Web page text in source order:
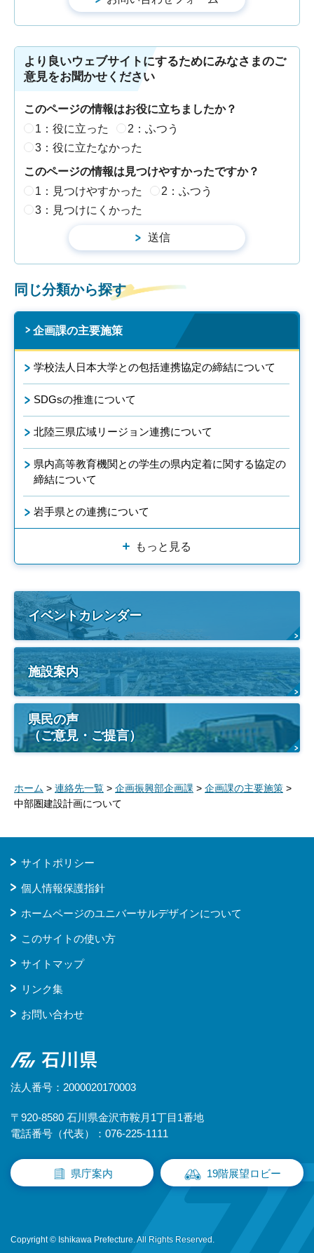
より良いウェブサイトにするためにみなさまのご
意見をお聞かせください
このページの情報はお役に立ちましたか？
1：役に立った
2：ふつう
3：役に立たなかった
このページの情報は見つけやすかったですか？
1：見つけやすかった
2：ふつう
3：見つけにくかった
同じ分類から探す
企画課の主要施策
学校法人日本大学との包括連携協定の締結について
SDGsの推進について
北陸三県広域リージョン連携について
県内高等教育機関との学生の県内定着に関する協定の
締結について
岩手県との連携について
もっと見る
イベントカレンダー
施設案内
県民の声
（ご意見・ご提言）
ホーム > 連絡先一覧 > 企画振興部企画課 > 企画課の主要施策 >
中部圏建設計画について
サイトポリシー
個人情報保護指針
ホームページのユニバーサルデザインについて
このサイトの使い方
サイトマップ
リンク集
お問い合わせ
石川県
法人番号：2000020170003
〒920-8580 石川県金沢市鞍月1丁目1番地
電話番号（代表）：076-225-1111
県庁案内 19階展望ロビー
Copyright © Ishikawa Prefecture. All Rights Reserved.